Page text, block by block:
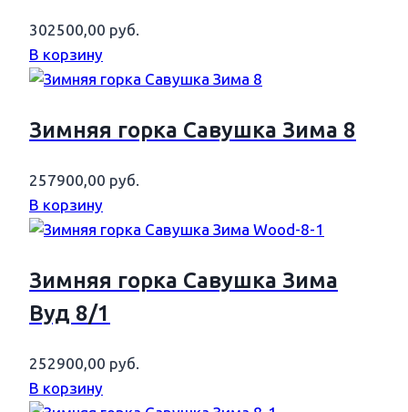
302500,00 руб.
В корзину
Зимняя горка Савушка Зима 8
257900,00 руб.
В корзину
Зимняя горка Савушка Зима
Вуд 8/1
252900,00 руб.
В корзину